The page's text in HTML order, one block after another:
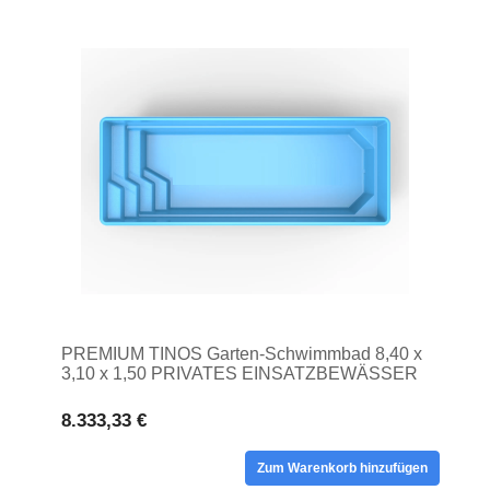
PREMIUM TINOS Garten-Schwimmbad 8,40 x
3,10 x 1,50 PRIVATES EINSATZBEWÄSSER
8.333,33 €
Zum Warenkorb hinzufügen